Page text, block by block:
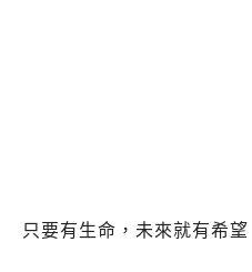
只要有生命，未來就有希望